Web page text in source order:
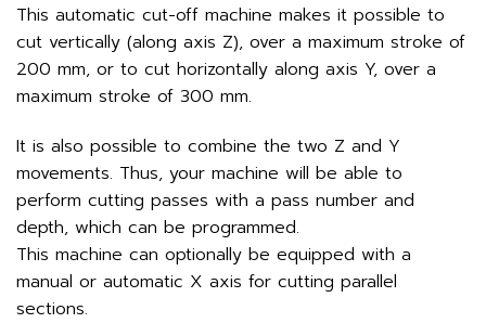
This automatic cut-off machine makes it possible to
cut vertically (along axis Z), over a maximum stroke of
200 mm, or to cut horizontally along axis Y, over a
maximum stroke of 300 mm.
It is also possible to combine the two Z and Y
movements. Thus, your machine will be able to
perform cutting passes with a pass number and
depth, which can be programmed.
This machine can optionally be equipped with a
manual or automatic X axis for cutting parallel
sections.